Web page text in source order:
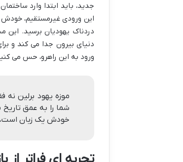
جدید، باید ابتدا وارد
این ورودی غیرمستقیم، خودش
دردناک یهودیان برسید. این
دنیای بیرون جدا می کند و
ورود به این راهرو، حس می
موزه یهود برلین
شما را به عمق تاریخ
خودش یک زبان است،